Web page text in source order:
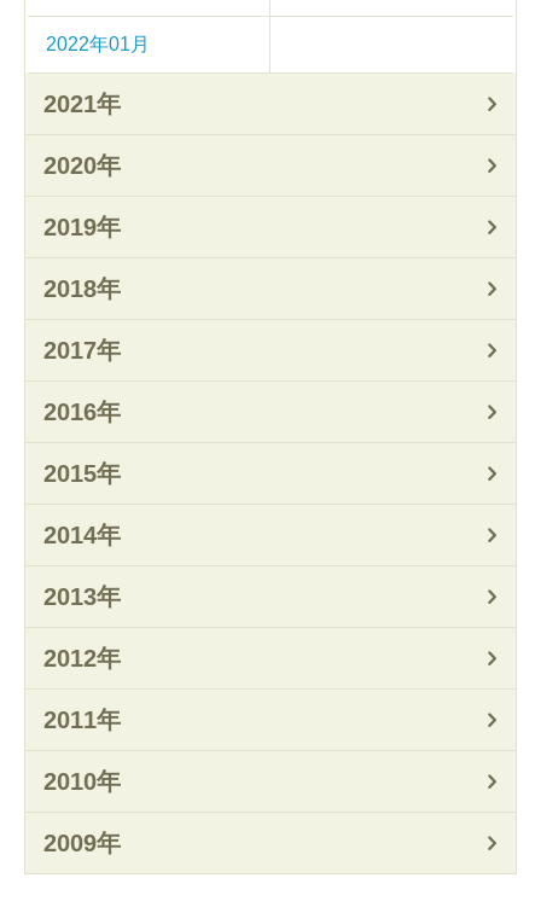
2022年01月
2021年
2020年
2019年
2018年
2017年
2016年
2015年
2014年
2013年
2012年
2011年
2010年
2009年